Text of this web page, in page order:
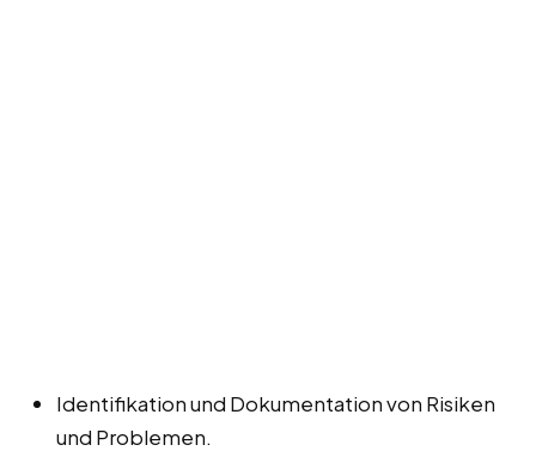
Identifikation und Dokumentation von Risiken
und Problemen.